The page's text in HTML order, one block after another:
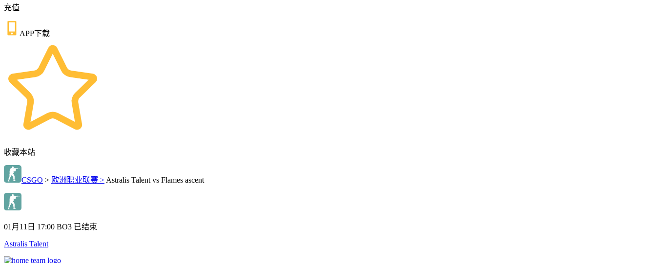
充值
APP下载
收藏本站
CSGO > 欧洲职业联赛 > Astralis Talent vs Flames ascent
01月11日 17:00 BO3 已结束
Astralis Talent